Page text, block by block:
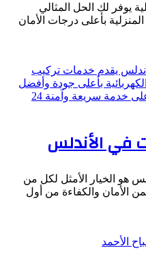
يوفر لك الحل المثالي
بأعلى درجات الأمان
في الأندلس
هو الخيار الأمثل لكل من
الأمان والكفاءة من أول